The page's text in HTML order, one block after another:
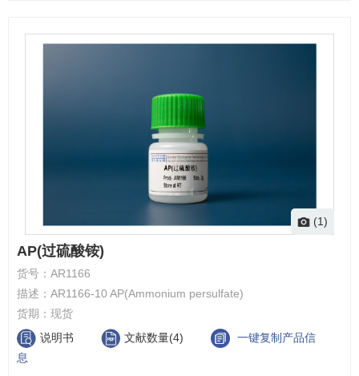
(1)
AP(过硫酸铵)
货号： AR1166
描述： AR1166-10 AP(Ammonium persulfate)
货期： 现货
说明书
文献数量(4)
一键复制产品信
息